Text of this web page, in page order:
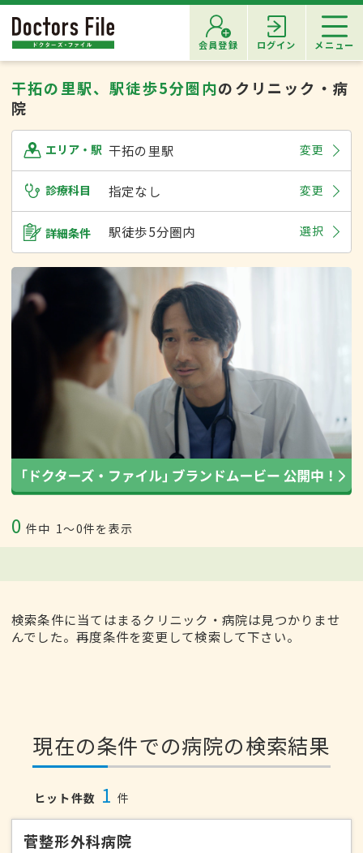
会員登録 ログイン メニュー
干拓の里駅、駅徒歩5分圏内のクリニック・病
院
エリア・駅 干拓の里駅 変更
診療科目 指定なし 変更
詳細条件 駅徒歩5分圏内 選択
0 件中 1〜0件を表示
検索条件に当てはまるクリニック・病院は見つかりませ
んでした。再度条件を変更して検索して下さい。
現在の条件での病院の検索結果
ヒット件数 1 件
菅整形外科病院